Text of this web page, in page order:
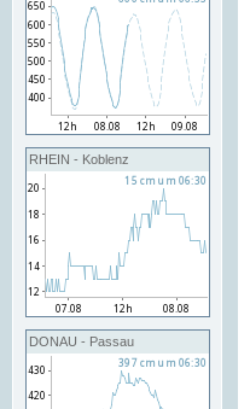
RHEIN - Koblenz
DONAU - Passau